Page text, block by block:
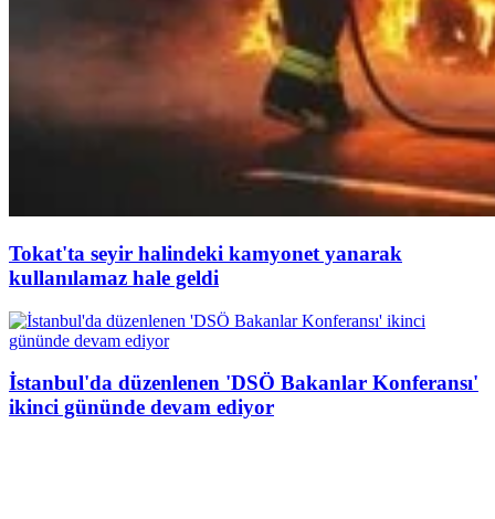
Tokat'ta seyir halindeki kamyonet yanarak
kullanılamaz hale geldi
İstanbul'da düzenlenen 'DSÖ Bakanlar Konferansı'
ikinci gününde devam ediyor